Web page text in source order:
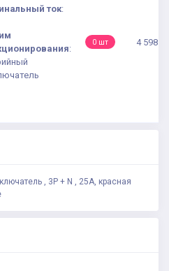
ток:
:
0 шт 4
, 3P + N , 25А, красная